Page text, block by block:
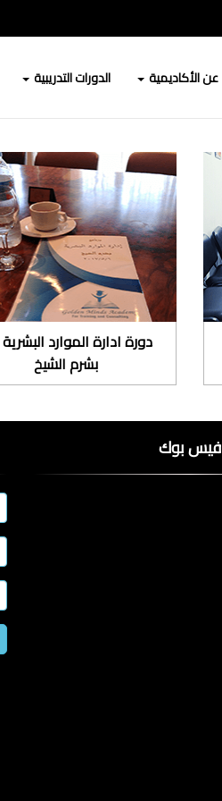
عن الأكاديمية الدورات التدريبية
بشرم الشيخ
فيس بوك